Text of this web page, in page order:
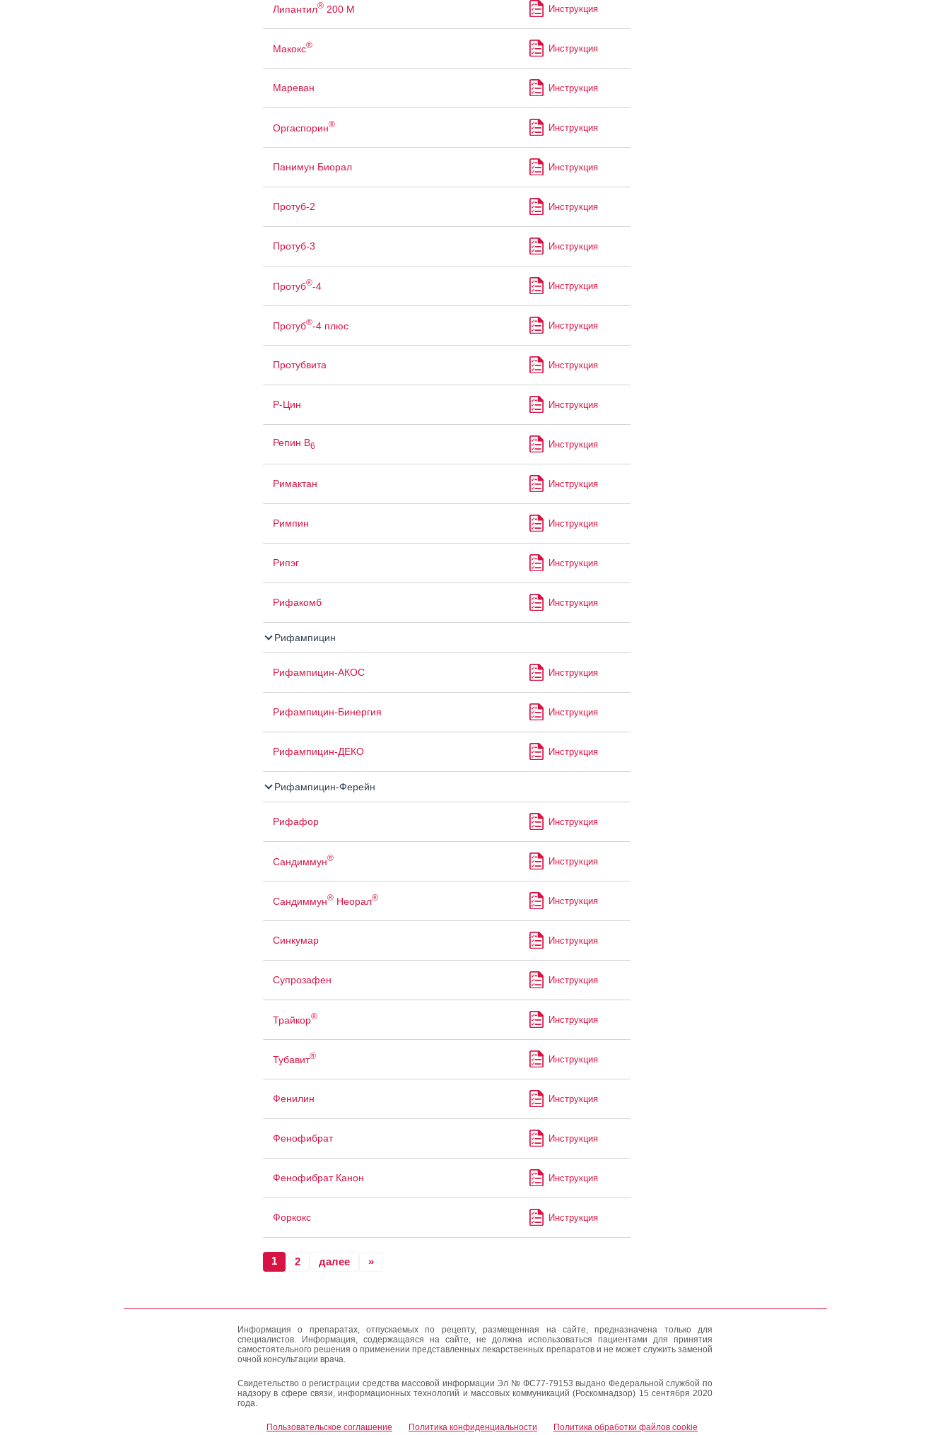
Липантил®200 М Инструкция
Макокс® Инструкция
Мареван Инструкция
Оргаспорин® Инструкция
Панимун Биорал Инструкция
Протуб-2 Инструкция
Протуб-3 Инструкция
Протуб®-4 Инструкция
Протуб®-4 плюс Инструкция
Протубвита Инструкция
Р-Цин Инструкция
Репин В6 Инструкция
Римактан Инструкция
Римпин Инструкция
Рипэг Инструкция
Рифакомб Инструкция
Рифампицин
Рифампицин-АКОС Инструкция
Рифампицин-Бинергия Инструкция
Рифампицин-ДЕКО Инструкция
Рифампицин-Ферейн
Рифафор Инструкция
Сандиммун® Инструкция
Сандиммун®Неорал® Инструкция
Синкумар Инструкция
Супрозафен Инструкция
Трайкор® Инструкция
Тубавит® Инструкция
Фенилин Инструкция
Фенофибрат Инструкция
Фенофибрат Канон Инструкция
Форкокс Инструкция
1 2 далее »
Информация о препаратах, отпускаемых по рецепту, размещенная на сайте, предназначена только для
специалистов. Информация, содержащаяся на сайте, не должна использоваться пациентами для принятия
самостоятельного решения о применении представленных лекарственных препаратов и не может служить заменой
очной консультации врача.
Свидетельство о регистрации средства массовой информации Эл № ФС77-79153 выдано Федеральной службой по
надзору в сфере связи, информационных технологий и массовых коммуникаций (Роскомнадзор) 15 сентября 2020
года.
Пользовательское соглашение Политика конфиденциальности Политика обработки файлов cookie